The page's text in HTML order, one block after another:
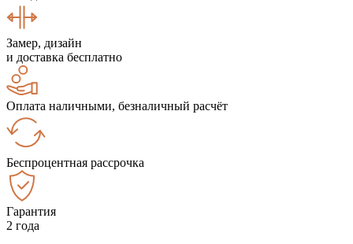
Замер, дизайн
и доставка бесплатно
Оплата наличными, безналичный расчёт
Беспроцентная рассрочка
Гарантия
2 года